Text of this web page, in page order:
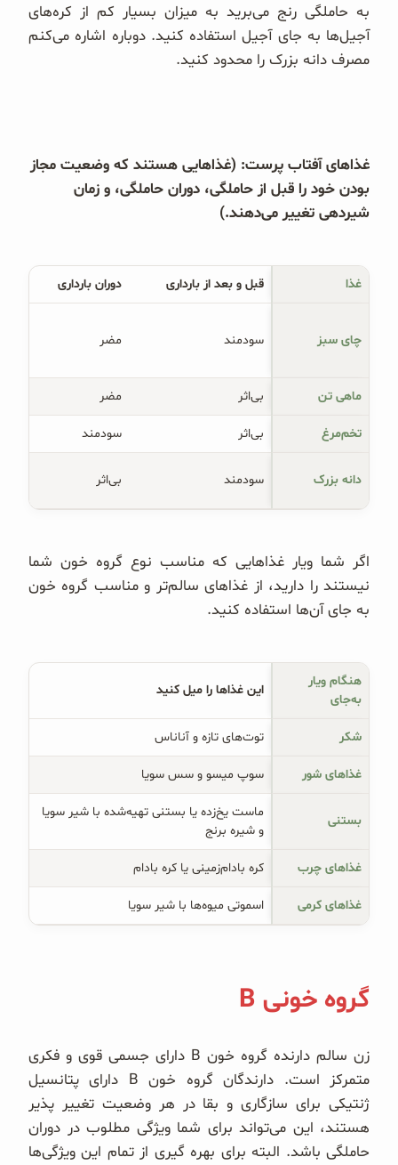
به حاملگی رنج می‌برید به میزان بسیار کم از کره‌های
آجیل‌ها به جای آجیل استفاده کنید. دوباره اشاره می‌کنم
مصرف دانه بزرک را محدود کنید.
غذاهای آفتاب پرست: (غذاهایی هستند که وضعیت مجاز
بودن خود را قبل از حاملگی، دوران حاملگی، و زمان
شیردهی تغییر می‌دهند.)
غذا قبل و بعد از بارداری دوران بارداری
چای سبز سودمند مضر
ماهی تن بی‌اثر مضر
تخم‌مرغ بی‌اثر سودمند
دانه بزرک سودمند بی‌اثر
اگر شما ویار غذاهایی که مناسب نوع گروه خون شما
نیستند را دارید، از غذاهای سالم‌تر و مناسب گروه خون
به جای آن‌ها استفاده کنید.
به‌جای
این غذاها را میل کنید
شکر توت‌های تازه و آناناس
غذاهای شور سوپ میسو و سس سویا
بستنی
ماست یخ‌زده یا بستنی تهیه‌شده با شیر سویا
و شیره برنج
غذاهای چرب کره بادام‌زمینی یا کره بادام
غذاهای کرمی اسموتی میوه‌ها با شیر سویا
گروه خونی B
زن سالم دارنده گروه خون B دارای جسمی قوی و فکری
متمرکز است. دارندگان گروه خون B دارای پتانسیل
ژنتیکی برای سازگاری و بقا در هر وضعیت تغییر پذیر
هستند، این می‌تواند برای شما ویژگی مطلوب در دوران
حاملگی باشد. البته برای بهره گیری از تمام این ویژگی‌ها